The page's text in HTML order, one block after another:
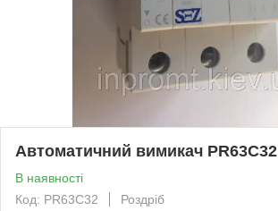
Автоматичний вимикач PR63С32
В наявності
Код: PR63С32
Роздріб